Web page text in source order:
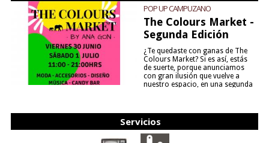
POP UP CAMPUZANO
The Colours Market -
Segunda Edición
¿Te quedaste con ganas de The
Colours Market? Si es así, estás
de suerte, porque anunciamos
con gran ilusión que vuelve a
nuestro espacio, en una segunda
Servicios